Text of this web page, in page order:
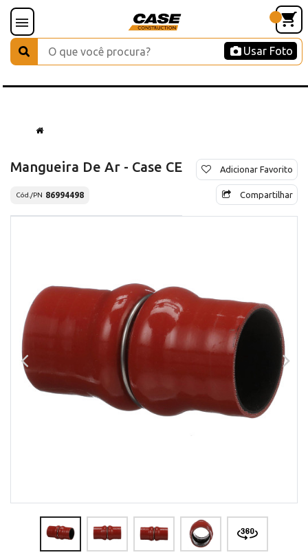
Usar Foto
Mangueira De Ar - Case CE
Cód./PN 86994498
Adicionar Favorito
Compartilhar